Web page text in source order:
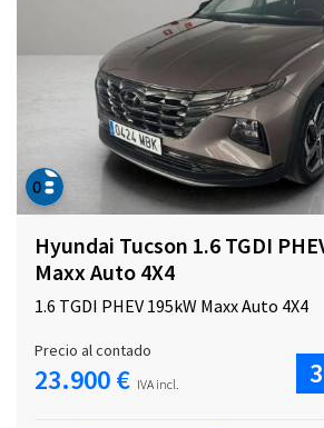
Hyundai Tucson 1.6 TGDI
Maxx Auto 4X4
1.6 TGDI PHEV 195kW Maxx Auto 4X4
Precio al contado
23.900 € IVA incl.